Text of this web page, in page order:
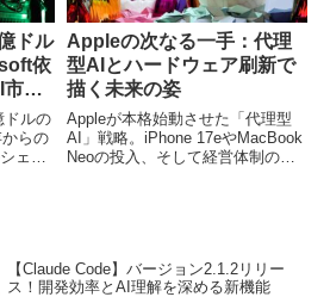
ドル
依
場
ドルの
らの
ェア
Appleの次なる一手：代理
型AIとハードウェア刷新で
描く未来の姿
Appleが本格始動させた「代理型
AI」戦略。iPhone 17eやMacBook
Neoの投入、そして経営体制の刷
【Claude Code】バージョン2.1.2リリー
ス！開発効率とAI理解を深める新機能